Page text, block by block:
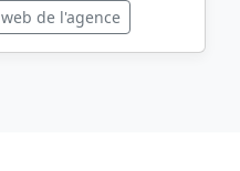
de l'agence